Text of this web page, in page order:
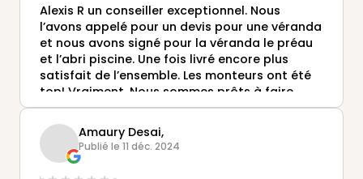
Alexis R un conseiller exceptionnel. Nous
l’avons appelé pour un devis pour une véranda
et nous avons signé pour la véranda le préau
et l’abri piscine. Une fois livré encore plus
satisfait de l’ensemble. Les monteurs ont été
top! Vraiment. Nous sommes prêts à faire
visiter pour vous convaincre d’acheter
Gustave Rideau
Amaury Desai,
Publié le 11 déc. 2024